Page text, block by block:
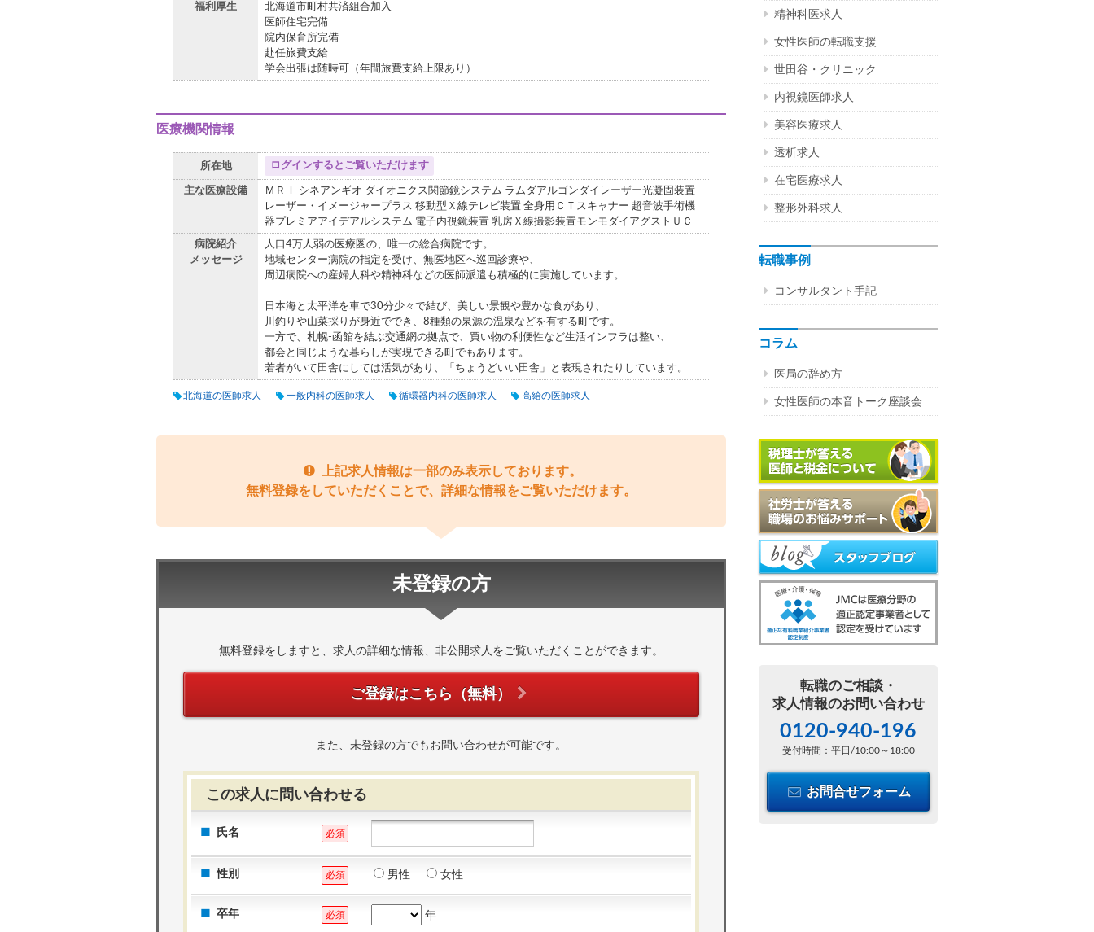
福利厚生
北海道市町村共済組合加入
医師住宅完備
院内保育所完備
赴任旅費支給
学会出張は随時可（年間旅費支給上限あり）
医療機関情報
所在地 ログインするとご覧いただけます
主な医療設備
ＭＲＩ シネアンギオ ダイオニクス関節鏡システム ラムダアルゴンダイレーザー光凝固装置
レーザー・イメージャープラス 移動型Ｘ線テレビ装置 全身用ＣＴスキャナー 超音波手術機
器プレミアアイデアルシステム 電子内視鏡装置 乳房Ｘ線撮影装置モンモダイアグストＵＣ
病院紹介
メッセージ
人口4万人弱の医療圏の、唯一の総合病院です。
地域センター病院の指定を受け、無医地区へ巡回診療や、
周辺病院への産婦人科や精神科などの医師派遣も積極的に実施しています。
日本海と太平洋を車で30分少々で結び、美しい景観や豊かな食があり、
川釣りや山菜採りが身近ででき、8種類の泉源の温泉などを有する町です。
一方で、札幌‐函館を結ぶ交通網の拠点で、買い物の利便性など生活インフラは整い、
都会と同じような暮らしが実現できる町でもあります。
若者がいて田舎にしては活気があり、「ちょうどいい田舎」と表現されたりしています。
北海道の医師求人 一般内科の医師求人 循環器内科の医師求人 高給の医師求人
上記求人情報は一部のみ表示しております。
無料登録をしていただくことで、詳細な情報をご覧いただけます。
未登録の方
無料登録をしますと、求人の詳細な情報、非公開求人をご覧いただくことができます。
ご登録はこちら（無料）
また、未登録の方でもお問い合わせが可能です。
この求人に問い合わせる
氏名 必須
性別 必須 男性 女性
卒年 必須 年
精神科医求人
女性医師の転職支援
世田谷・クリニック
内視鏡医師求人
美容医療求人
透析求人
在宅医療求人
整形外科求人
転職事例
コンサルタント手記
コラム
医局の辞め方
女性医師の本音トーク座談会
転職のご相談・
求人情報のお問い合わせ
0120-940-196
受付時間：平日/10:00～18:00
お問合せフォーム